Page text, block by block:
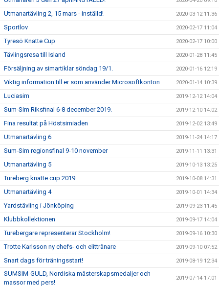
Utmanartävling 2, 15 mars - inställd! 2020-03-12 11:36
Sportlov 2020-02-17 11:04
Tyresö Knatte Cup 2020-02-17 10:00
Tävlingsresa till Island 2020-01-28 11:45
Försäljning av simartiklar söndag 19/1. 2020-01-16 12:19
Viktig information till er som använder Microsoftkonton 2020-01-14 10:39
Luciasim 2019-12-12 14:04
Sum-Sim Riksfinal 6-8 december 2019. 2019-12-10 14:02
Fina resultat på Höstsimiaden 2019-12-02 13:49
Utmanartävling 6 2019-11-24 14:17
Sum-Sim regionsfinal 9-10 november 2019-11-11 13:31
Utmanartävling 5 2019-10-13 13:25
Tureberg knatte cup 2019 2019-10-08 14:31
Utmanartävling 4 2019-10-01 14:34
Yardstävling i Jönköping 2019-09-23 11:45
Klubbkollektionen 2019-09-17 14:04
Turebergare representerar Stockholm! 2019-09-16 10:30
Trotte Karlsson ny chefs- och elittränare 2019-09-10 07:52
Snart dags för träningsstart! 2019-08-19 12:34
SUMSIM-GULD, Nordiska mästerskapsmedaljer och
massor med pers!
2019-07-14 17:01